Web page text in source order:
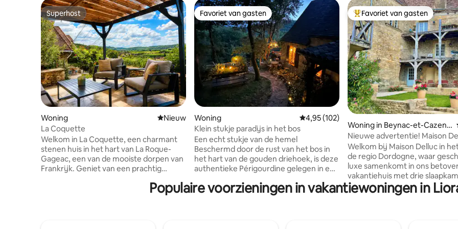
Superhost
Superhost
Woning Nieuwe accommodatie
Nieuw
La Coquette
Welkom in La Coquette, een charmant
stenen huis in het hart van La Roque-
Gageac, een van de mooiste dorpen van
Frankrijk. Geniet van een prachtig
wandelingen langs de rivier. Bekijk vanuit
Favoriet van gasten
Favoriet van gasten
Woning Gemiddelde beoordeling van 4,95 op 5, 102
4,95 (102)
Klein stukje paradijs in het bos
Een echt stukje van de hemel
Beschermd door de rust van het bos in
het hart van de gouden driehoek, is deze
authentieke Périgourdine gelegen in een
Sarlat. Zeldzaam en atypisch, dit huis is
mijn schat! ⚠️2 schattige katten moeten
Topfavoriet van gasten
Favoriet van gasten
Woning in Beynac-et-Cazena
c
Nieuwe advertentie! Maison
magisch uitzicht
Welkom bij Maison Delluc in
de regio Dordogne, waar
luxe samenkomt in ons
vakantiehuis met drie
gelegen in het middeleeuwse
dorp Beynac-et-Cazenac. Ervaar ons
Populaire voorzieningen in vakantiewoningen in